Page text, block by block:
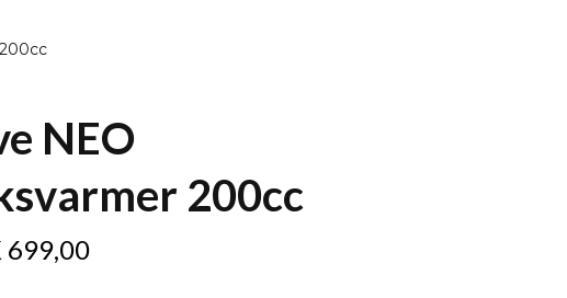
NEO
200cc
699,00